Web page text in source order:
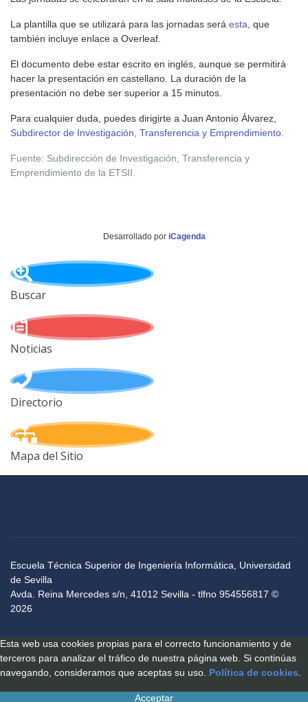
La plantilla que se utilizará para las jornadas será esta, que
también incluye enlace a Overleaf.
El documento debe estar escrito en inglés, aunque se permitirá
hacer la presentación en castellano. La duración de la
presentación no debe ser superior a 15 minutos.
Para cualquier duda, puedes dirigirte a Juan Antonio Álvarez,
Subdirector de Investigación, Transferencia y Emprendimiento.
Fuente: Subdirección de Investigación, Transferencia y
Emprendimiento de la ETSII.
Desarrollado por iCagenda
Buscar
Noticias
Directorio
Mapa del Sitio
Escuela Técnica Superior de Ingeniería Informática, Universidad
de Sevilla
Avda. Reina Mercedes s/n, 41012 Sevilla - tlfno 954556817 ©
2026
Esta web usa cookies propias para el correcto funcionamiento y de
terceros para analizar el tráfico de nuestra página web. Si continúas
navegando, consideramos que aceptas su uso. Política de cookies.
Acceptar